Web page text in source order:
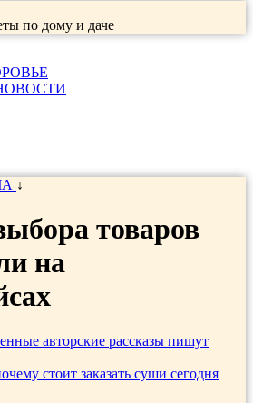
по дому и даче
↓
товаров
на
авторские рассказы пишут
стоит заказать суши сегодня